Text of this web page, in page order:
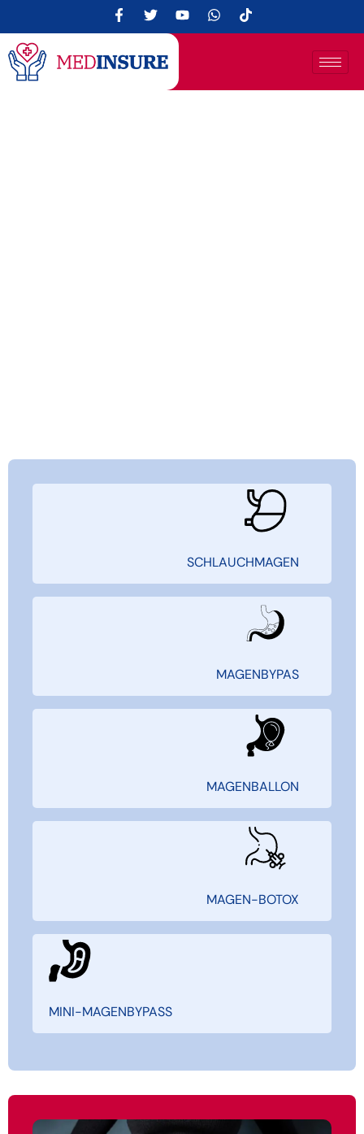
SCHLAUCHMAGEN
MAGENBYPAS
MAGENBALLON
MAGEN-BOTOX
MINI-MAGENBYPASS